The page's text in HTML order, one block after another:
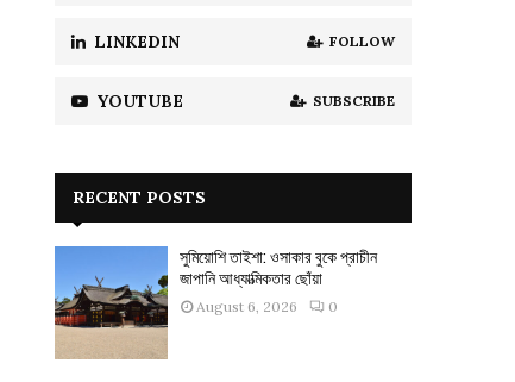
LINKEDIN FOLLOW
YOUTUBE SUBSCRIBE
RECENT POSTS
সুমিয়োশি তাইশা: ওসাকার বুকে প্রাচীন
জাপানি আধ্যাত্মিকতার ছোঁয়া
August 6, 2026 0